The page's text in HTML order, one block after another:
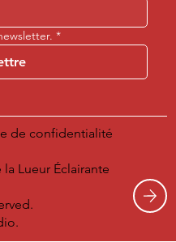
*
de confidentialité
Lueur Éclairante